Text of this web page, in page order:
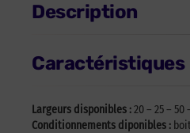
Description
Caractéristiques
Largeurs disponibles :20 – 25 – 50
Conditionnements diponibles :